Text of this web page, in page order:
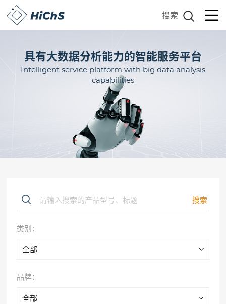
搜索
具有大数据分析能力的智能服务平台
Intelligent service platform with big data analysis
capabilities
类别：
全部
品牌：
全部